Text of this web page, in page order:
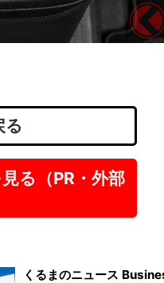
る
る（PR・外部
くるまのニュース